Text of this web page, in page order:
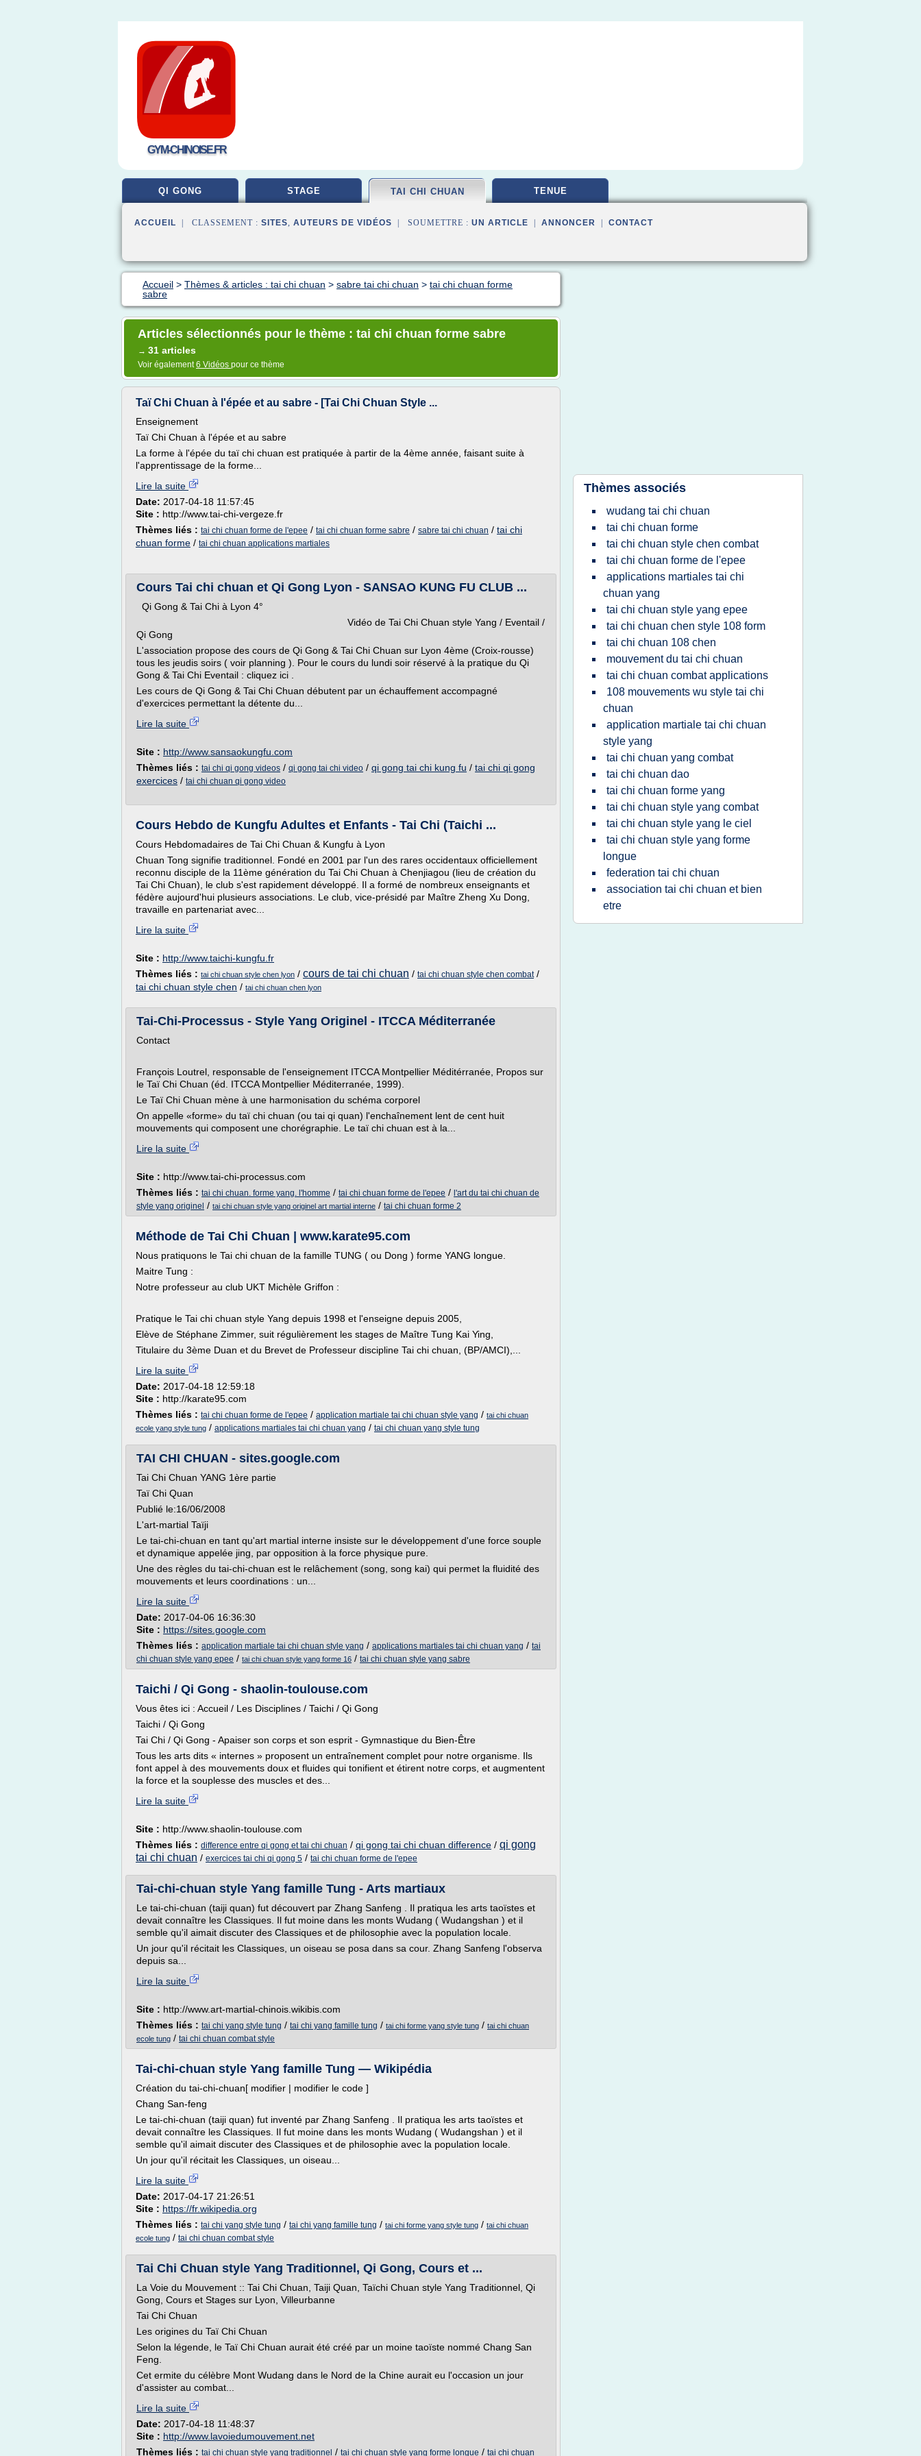
GYM-CHINOISE.FR
QI GONG STAGE TAI CHI CHUAN TENUE
ACCUEIL | CLASSEMENT : SITES, AUTEURS DE VIDÉOS | SOUMETTRE : UN ARTICLE ANNONCER CONTACT
Accueil > Thèmes & articles : tai chi chuan > sabre tai chi chuan > tai chi chuan forme
sabre
Articles sélectionnés pour le thème : tai chi chuan forme sabre
→ 31 articles
Voir également6 Vidéos pour ce thème
Taï Chi Chuan à l'épée et au sabre - [Tai Chi Chuan Style ...
Enseignement
Taï Chi Chuan à l'épée et au sabre
La forme à l'épée du taï chi chuan est pratiquée à partir de la 4ème année, faisant suite à
l'apprentissage de la forme...
Lire la suite
Date: 2017-04-18 11:57:45
Site : http://www.tai-chi-vergeze.fr
Thèmes liés : tai chi chuan forme de l'epee / tai chi chuan forme sabre / sabre tai chi chuan / tai chi
chuan forme / tai chi chuan applications martiales
Cours Tai chi chuan et Qi Gong Lyon - SANSAO KUNG FU CLUB ...
Qi Gong & Tai Chi à Lyon 4°
Vidéo de Tai Chi Chuan style Yang / Eventail /
Qi Gong
L'association propose des cours de Qi Gong & Tai Chi Chuan sur Lyon 4ème (Croix-rousse)
tous les jeudis soirs ( voir planning ). Pour le cours du lundi soir réservé à la pratique du Qi
Gong & Tai Chi Eventail : cliquez ici .
Les cours de Qi Gong & Tai Chi Chuan débutent par un échauffement accompagné
d'exercices permettant la détente du...
Lire la suite
Site : http://www.sansaokungfu.com
Thèmes liés : tai chi qi gong videos / qi gong tai chi video / qi gong tai chi kung fu / tai chi qi gong
exercices / tai chi chuan qi gong video
Cours Hebdo de Kungfu Adultes et Enfants - Tai Chi (Taichi ...
Cours Hebdomadaires de Tai Chi Chuan & Kungfu à Lyon
Chuan Tong signifie traditionnel. Fondé en 2001 par l'un des rares occidentaux officiellement
reconnu disciple de la 11ème génération du Tai Chi Chuan à Chenjiagou (lieu de création du
Tai Chi Chuan), le club s'est rapidement développé. Il a formé de nombreux enseignants et
fédère aujourd'hui plusieurs associations. Le club, vice-présidé par Maître Zheng Xu Dong,
travaille en partenariat avec...
Lire la suite
Site : http://www.taichi-kungfu.fr
Thèmes liés : tai chi chuan style chen lyon / cours de tai chi chuan / tai chi chuan style chen combat/
tai chi chuan style chen / tai chi chuan chen lyon
Tai-Chi-Processus - Style Yang Originel - ITCCA Méditerranée
Contact
François Loutrel, responsable de l'enseignement ITCCA Montpellier Méditérranée, Propos sur
le Taï Chi Chuan (éd. ITCCA Montpellier Méditerranée, 1999).
Le Taï Chi Chuan mène à une harmonisation du schéma corporel
On appelle «forme» du taï chi chuan (ou tai qi quan) l'enchaînement lent de cent huit
mouvements qui composent une chorégraphie. Le taï chi chuan est à la...
Lire la suite
Site : http://www.tai-chi-processus.com
Thèmes liés : tai chi chuan. forme yang. l'homme / tai chi chuan forme de l'epee / l'art du tai chi chuan de
style yang originel / tai chi chuan style yang originel art martial interne / tai chi chuan forme 2
Méthode de Tai Chi Chuan | www.karate95.com
Nous pratiquons le Tai chi chuan de la famille TUNG ( ou Dong ) forme YANG longue.
Maitre Tung :
Notre professeur au club UKT Michèle Griffon :
Pratique le Tai chi chuan style Yang depuis 1998 et l'enseigne depuis 2005,
Elève de Stéphane Zimmer, suit régulièrement les stages de Maître Tung Kai Ying,
Titulaire du 3ème Duan et du Brevet de Professeur discipline Tai chi chuan, (BP/AMCI),...
Lire la suite
Date: 2017-04-18 12:59:18
Site : http://karate95.com
Thèmes liés : tai chi chuan forme de l'epee / application martiale tai chi chuan style yang / tai chi chuan
ecole yang style tung / applications martiales tai chi chuan yang / tai chi chuan yang style tung
TAI CHI CHUAN - sites.google.com
Tai Chi Chuan YANG 1ère partie
Taï Chi Quan
Publié le:16/06/2008
L'art-martial Taïji
Le tai-chi-chuan en tant qu'art martial interne insiste sur le développement d'une force souple
et dynamique appelée jing, par opposition à la force physique pure.
Une des règles du tai-chi-chuan est le relâchement (song, song kai) qui permet la fluidité des
mouvements et leurs coordinations : un...
Lire la suite
Date: 2017-04-06 16:36:30
Site : https://sites.google.com
Thèmes liés : application martiale tai chi chuan style yang / applications martiales tai chi chuan yang / tai
chi chuan style yang epee / tai chi chuan style yang forme 16 / tai chi chuan style yang sabre
Taichi / Qi Gong - shaolin-toulouse.com
Vous êtes ici : Accueil / Les Disciplines / Taichi / Qi Gong
Taichi / Qi Gong
Tai Chi / Qi Gong - Apaiser son corps et son esprit - Gymnastique du Bien-Être
Tous les arts dits « internes » proposent un entraînement complet pour notre organisme. Ils
font appel à des mouvements doux et fluides qui tonifient et étirent notre corps, et augmentent
la force et la souplesse des muscles et des...
Lire la suite
Site : http://www.shaolin-toulouse.com
Thèmes liés : difference entre qi gong et tai chi chuan / qi gong tai chi chuan difference / qi gong
tai chi chuan / exercices tai chi qi gong 5 / tai chi chuan forme de l'epee
Tai-chi-chuan style Yang famille Tung - Arts martiaux
Le tai-chi-chuan (taiji quan) fut découvert par Zhang Sanfeng . Il pratiqua les arts taoïstes et
devait connaître les Classiques. Il fut moine dans les monts Wudang ( Wudangshan ) et il
semble qu'il aimait discuter des Classiques et de philosophie avec la population locale.
Un jour qu'il récitait les Classiques, un oiseau se posa dans sa cour. Zhang Sanfeng l'observa
depuis sa...
Lire la suite
Site : http://www.art-martial-chinois.wikibis.com
Thèmes liés : tai chi yang style tung / tai chi yang famille tung / tai chi forme yang style tung / tai chi chuan
ecole tung / tai chi chuan combat style
Tai-chi-chuan style Yang famille Tung — Wikipédia
Création du tai-chi-chuan[ modifier | modifier le code ]
Chang San-feng
Le tai-chi-chuan (taiji quan) fut inventé par Zhang Sanfeng . Il pratiqua les arts taoïstes et
devait connaître les Classiques. Il fut moine dans les monts Wudang ( Wudangshan ) et il
semble qu'il aimait discuter des Classiques et de philosophie avec la population locale.
Un jour qu'il récitait les Classiques, un oiseau...
Lire la suite
Date: 2017-04-17 21:26:51
Site : https://fr.wikipedia.org
Thèmes liés : tai chi yang style tung / tai chi yang famille tung / tai chi forme yang style tung / tai chi chuan
ecole tung / tai chi chuan combat style
Tai Chi Chuan style Yang Traditionnel, Qi Gong, Cours et ...
La Voie du Mouvement :: Tai Chi Chuan, Taiji Quan, Taïchi Chuan style Yang Traditionnel, Qi
Gong, Cours et Stages sur Lyon, Villeurbanne
Tai Chi Chuan
Les origines du Taï Chi Chuan
Selon la légende, le Taï Chi Chuan aurait été créé par un moine taoïste nommé Chang San
Feng.
Cet ermite du célèbre Mont Wudang dans le Nord de la Chine aurait eu l'occasion un jour
d'assister au combat...
Lire la suite
Date: 2017-04-18 11:48:37
Site : http://www.lavoiedumouvement.net
Thèmes liés : tai chi chuan style yang traditionnel / tai chi chuan style yang forme longue / tai chi chuan
Thèmes associés
wudang tai chi chuan
tai chi chuan forme
tai chi chuan style chen combat
tai chi chuan forme de l'epee
applications martiales tai chi
chuan yang
tai chi chuan style yang epee
tai chi chuan chen style 108 form
tai chi chuan 108 chen
mouvement du tai chi chuan
tai chi chuan combat applications
108 mouvements wu style tai chi
chuan
application martiale tai chi chuan
style yang
tai chi chuan yang combat
tai chi chuan dao
tai chi chuan forme yang
tai chi chuan style yang combat
tai chi chuan style yang le ciel
tai chi chuan style yang forme
longue
federation tai chi chuan
association tai chi chuan et bien
etre